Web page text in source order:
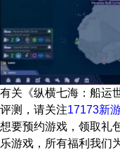
有关 《纵横七海：船运
评测，请关注17173新
想要预约游戏，领取礼
乐游戏，所有福利我们